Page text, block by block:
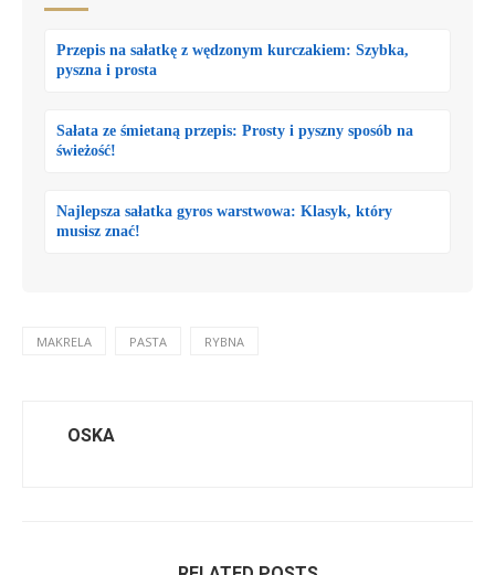
Przepis na sałatkę z wędzonym kurczakiem: Szybka,
pyszna i prosta
Sałata ze śmietaną przepis: Prosty i pyszny sposób na
świeżość!
Najlepsza sałatka gyros warstwowa: Klasyk, który
musisz znać!
MAKRELA PASTA RYBNA
OSKA